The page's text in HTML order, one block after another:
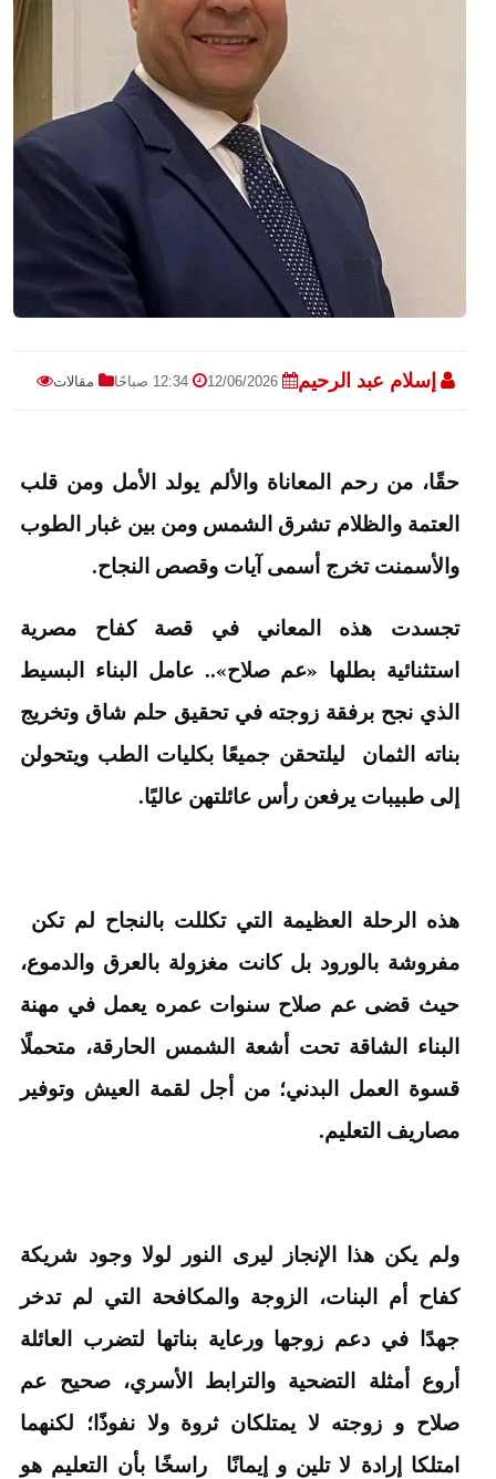
إسلام عبد الرحيم 12/06/2026 12:34 صباحًا مقالات
حقًا، من رحم المعاناة والألم يولد الأمل ومن قلب
العتمة والظلام تشرق الشمس ومن بين غبار الطوب
والأسمنت تخرج أسمى آيات وقصص النجاح.
تجسدت هذه المعاني في قصة كفاح مصرية
استثنائية بطلها «عم صلاح».. عامل البناء البسيط
الذي نجح برفقة زوجته في تحقيق حلم شاق وتخريج
بناته الثمان ليلتحقن جميعًا بكليات الطب ويتحولن
إلى طبيبات يرفعن رأس عائلتهن عاليًا.
هذه الرحلة العظيمة التي تكللت بالنجاح لم تكن
مفروشة بالورود بل كانت مغزولة بالعرق والدموع،
حيث قضى عم صلاح سنوات عمره يعمل في مهنة
البناء الشاقة تحت أشعة الشمس الحارقة، متحملًا
قسوة العمل البدني؛ من أجل لقمة العيش وتوفير
مصاريف التعليم.
ولم يكن هذا الإنجاز ليرى النور لولا وجود شريكة
كفاح أم البنات، الزوجة والمكافحة التي لم تدخر
جهدًا في دعم زوجها ورعاية بناتها لتضرب العائلة
أروع أمثلة التضحية والترابط الأسري، صحيح عم
صلاح و زوجته لا يمتلكان ثروة ولا نفوذًا؛ لكنهما
امتلكا إرادة لا تلين و إيمانًا راسخًا بأن التعليم هو